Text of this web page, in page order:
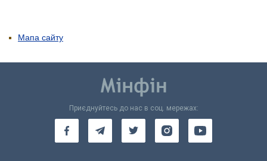
Мапа сайту
Приєднуйтесь до нас в соц. мережах: